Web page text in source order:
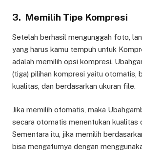
3. Memilih Tipe Kompresi
Setelah berhasil mengunggah foto,
yang harus kamu tempuh untuk
adalah memilih opsi kompresi.
(tiga) pilihan kompresi yaitu otomatis,
kualitas, dan berdasarkan ukuran file.
Jika memilih otomatis, maka
secara otomatis menentukan kualitas
Sementara itu, jika memilih
bisa mengaturnya dengan